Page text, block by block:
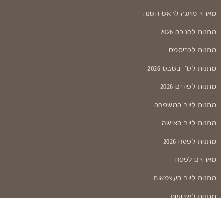
מארזי מתנה לראש השנה
מתנות לחנוכה 2026
מתנות לכריסמס
מתנות לט"ו בשבט 2026
מתנות לפורים 2026
מתנות ליום המשפחה
מתנות ליום האישה
מתנות לפסח 2026
מארזים לפסח
מתנות ליום העצמאות
מתנות לשבועות